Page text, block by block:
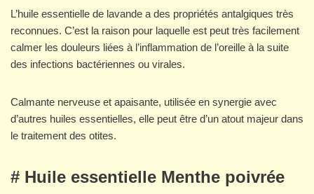
L’huile essentielle de lavande a des propriétés antalgiques très
reconnues. C’est la raison pour laquelle est peut très facilement
calmer les douleurs liées à l’inflammation de l’oreille à la suite
des infections bactériennes ou virales.
Calmante nerveuse et apaisante, utilisée en synergie avec
d’autres huiles essentielles, elle peut être d’un atout majeur dans
le traitement des otites.
# Huile essentielle Menthe poivrée